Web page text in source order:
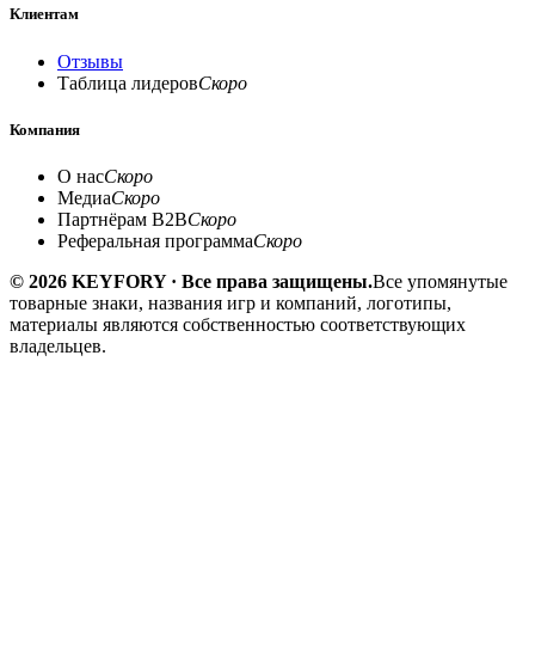
Клиентам
Отзывы
Таблица лидеровСкоро
Компания
О насСкоро
МедиаСкоро
Партнёрам B2BСкоро
Реферальная программаСкоро
© 2026 KEYFORY · Все права защищены.Все упомянутые
товарные знаки, названия игр и компаний, логотипы,
материалы являются собственностью соответствующих
владельцев.